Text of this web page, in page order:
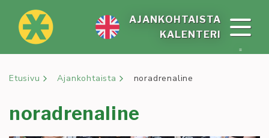
sisältöön
KA­LEN­TE­RI
AJAN­KOH­TAIS­TA
Etusivu Ajankohtaista noradrenaline
noradrenaline